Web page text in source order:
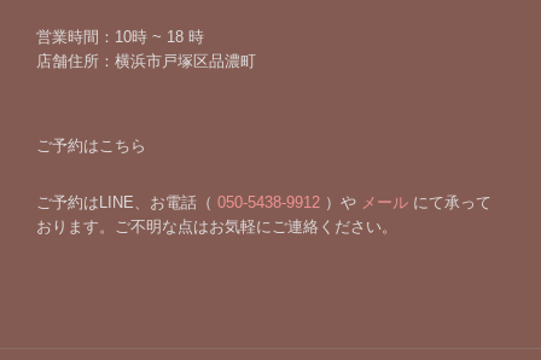
営業時間：10時 ~ 18 時
店舗住所：横浜市戸塚区品濃町
ご予約はこちら
ご予約はLINE、お電話（ 050-5438-9912 ）や メール にて承って
おります。ご不明な点はお気軽にご連絡ください。